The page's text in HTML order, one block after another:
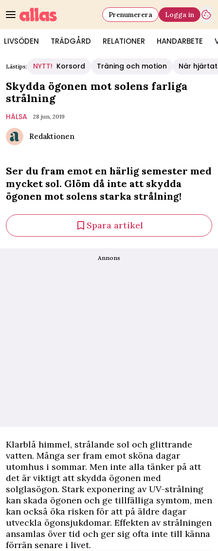
LIVSÖDEN TRÄDGÅRD RELATIONER HANDARBETE
Prenumerera Logga in
Lästips: NYTT! Korsord Träning och motion När
Skydda ögonen mot solens farliga
strålning
HÄLSA 28 jun, 2019
Redaktionen
Ser du fram emot en härlig semester med
mycket sol. Glöm då inte att skydda
ögonen mot solens starka strålning!
Spara artikel
Annons
Klarblå himmel, strålande sol och glittrande
vatten. Många ser fram emot sköna dagar
utomhus i sommar. Men inte alla tänker på att
det är viktigt att skydda ögonen med
solglasögon. Stark exponering av UV-strålning
kan skada ögonen och ge tillfälliga symtom, men
kan också öka risken för att på äldre dagar
utveckla ögonsjukdomar. Effekten av strålningen
ansamlas över tid och ger sig ofta inte till känna
förrän senare i livet.